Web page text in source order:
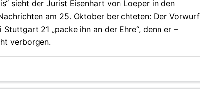
sieht der Jurist Eisenhart von Loeper in den
am 25. Oktober berichteten: Der Vorwurf
21 „packe ihn an der Ehre“, denn er –
verborgen.